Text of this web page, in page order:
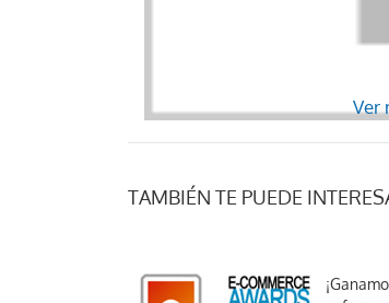
Ver
TAMBIÉN TE PUEDE